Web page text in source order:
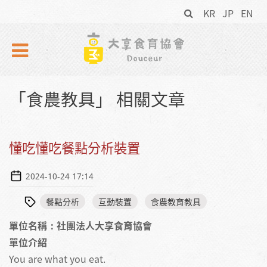
KR JP EN
搜
尋
表
「食農教具」 相關文章
懂吃懂吃餐點分析裝置
2024-10-24 17:14
餐點分析 互動裝置 食農教育教具
單位名稱：社團法人大享食育協會
單位介紹
You are what you eat.